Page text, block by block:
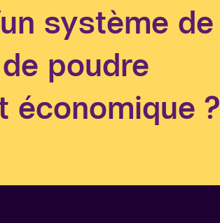
système de
poudre
économique ?